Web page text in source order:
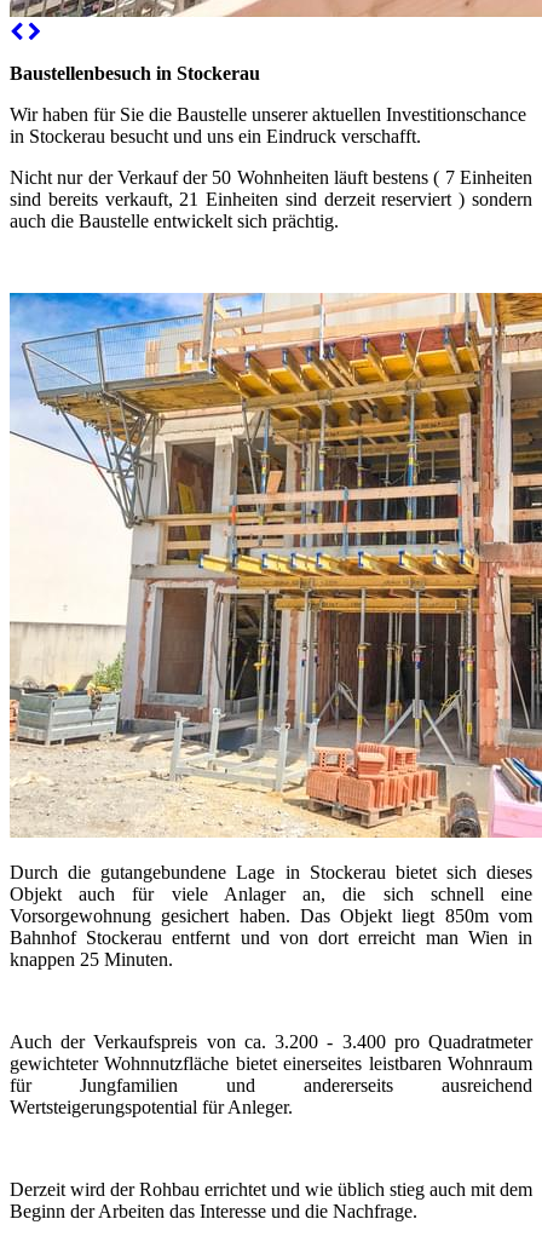
Baustellenbesuch in Stockerau
Wir haben für Sie die Baustelle unserer aktuellen Investitionschance
in Stockerau besucht und uns ein Eindruck verschafft.
Nicht nur der Verkauf der 50 Wohnheiten läuft bestens ( 7 Einheiten
sind bereits verkauft, 21 Einheiten sind derzeit reserviert ) sondern
auch die Baustelle entwickelt sich prächtig.
Durch die gutangebundene Lage in Stockerau bietet sich dieses
Objekt auch für viele Anlager an, die sich schnell eine
Vorsorgewohnung gesichert haben. Das Objekt liegt 850m vom
Bahnhof Stockerau entfernt und von dort erreicht man Wien in
knappen 25 Minuten.
Auch der Verkaufspreis von ca. 3.200 - 3.400 pro Quadratmeter
gewichteter Wohnnutzfläche bietet einerseites leistbaren Wohnraum
für Jungfamilien und andererseits ausreichend
Wertsteigerungspotential für Anleger.
Derzeit wird der Rohbau errichtet und wie üblich stieg auch mit dem
Beginn der Arbeiten das Interesse und die Nachfrage.